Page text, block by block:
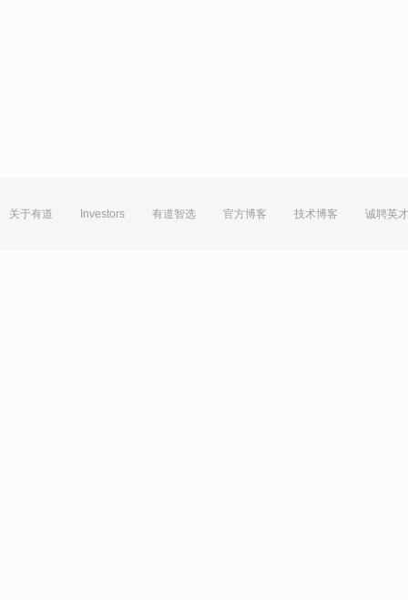
关于有道 Investors 有道智选 官方博客 技术博客 诚聘英才